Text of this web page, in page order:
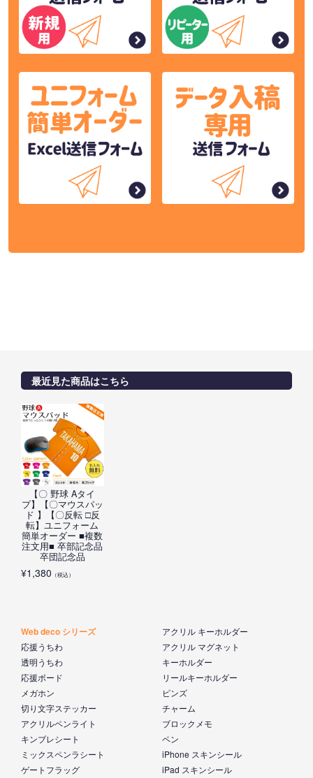
最近見た商品はこちら
【〇 野球 Aタイ
プ】【〇マウスパッ
ド 】【〇反転 □反
転】ユニフォーム
簡単オーダー ■複数
注文用■ 卒部記念品
卒団記念品
¥1,380 （税込）
Web deco シリーズ
応援うちわ
透明うちわ
応援ボード
メガホン
切り文字ステッカー
アクリルペンライト
キンブレシート
ミックスペンラシート
ゲートフラッグ
アクリル キーホルダー
アクリル マグネット
キーホルダー
リールキーホルダー
ピンズ
チャーム
ブロックメモ
ペン
iPhone スキンシール
iPad スキンシール